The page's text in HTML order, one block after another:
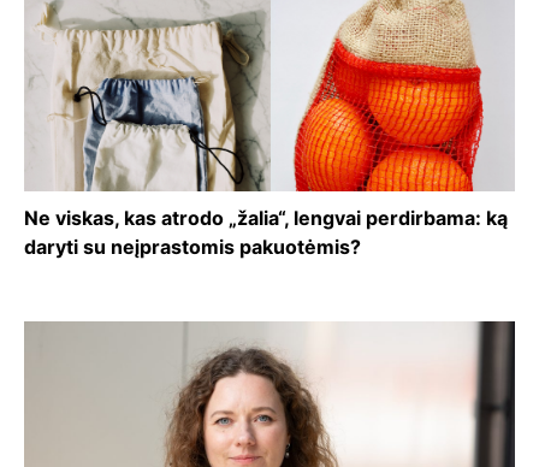
Ne viskas, kas atrodo „žalia“, lengvai perdirbama: ką
daryti su neįprastomis pakuotėmis?